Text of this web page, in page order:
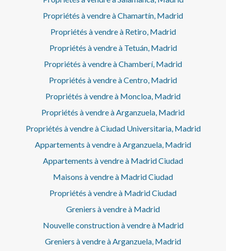
Propriétés à vendre à Chamartín, Madrid
Propriétés à vendre à Retiro, Madrid
Propriétés à vendre à Tetuán, Madrid
Propriétés à vendre à Chamberí, Madrid
Propriétés à vendre à Centro, Madrid
Propriétés à vendre à Moncloa, Madrid
Propriétés à vendre à Arganzuela, Madrid
Propriétés à vendre à Ciudad Universitaria, Madrid
Appartements à vendre à Arganzuela, Madrid
Appartements à vendre à Madrid Ciudad
Maisons à vendre à Madrid Ciudad
Propriétés à vendre à Madrid Ciudad
Greniers à vendre à Madrid
Nouvelle construction à vendre à Madrid
Greniers à vendre à Arganzuela, Madrid